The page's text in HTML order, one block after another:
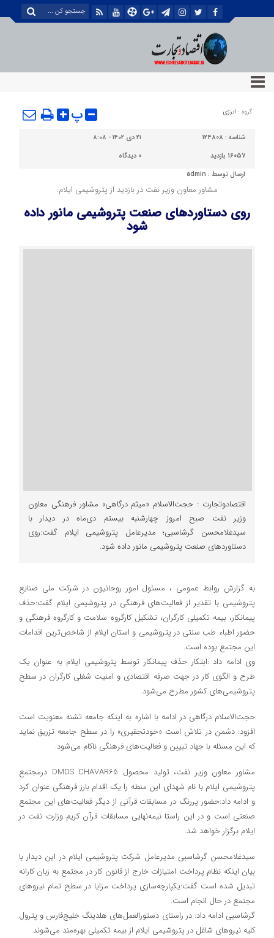
گروه : انرژی پ
شناسه : 124808
۲۱ دی ۱۴۰۲ - ۸:۰۸
16057 بازدید
0 دیدگاه
ارسال توسط : admin
مشاور معاون وزیر نفت در بازدید از پتروشیمی ایلام:
روی دستاوردهای صنعت پتروشیمی مانور داده
شود
اقتصادوتجارت : حجت‌الاسلام «میثم درگاهی» مشاور فرهنگی معاون
وزیر نفت صبح امروز چهارشنبه بیستم دی‌ماه در دیدار با
سیدغلامحسن گرشاسبی؛ مدیرعامل پتروشیمی ایلام گفت:روی
دستاوردهای صنعت پتروشیمی مانور داده شود.
به گزارش روابط عمومی ، مسئول امور روحانیون در شرکت ملی صنایع
پتروشیمی با تقدیر از فعالیت‌های فرهنگی در پتروشیمی ایلام گفت:حذف
پیمانکار، بیمه تکمیلی کارگران، تشکیل کارگروه سلامت و کارگروه فرهنگی و
حضور اطباء طب سنتی در پتروشیمی و استان ایلام از شاخص‌ترین اقدامات
این مجتمع بوده است.
وی ادامه داد :ابتکار حذف پیمانکار توسط پتروشیمی ایلام به عنوان یک
طرح و الگوی کار در جهت صرفه‌ اقتصادی و امنیت شغلی کارگران در سطح
پتروشیمی‌های کشور مطرح می‌شود.
حجت‌الاسلام درگاهی در ادامه با اشاره به اینکه جامعه تشنه معنویت است
افزود: دشمن در تلاش است «خودتحقیری» را در سطح جامعه تزریق نماید
که این مسئله با جهاد تبیین و فعالیت‌های فرهنگی ناکام می‌شود.
مشاور معاون وزیر نفت، تولید محصول DMDS CHAVAR65 در‌مجتمع
پتروشیمی ایلام با نام شهدای این منطه را یک اقدام بارز فرهنگی عنوان کرد
و ادامه داد:حضور پررنگ در مسابقات قرآنی از دیگر فعالیت‌های این مجتمع
صنعتی است و در این راستا نیمه‌نهایی مسابقات قرآن کریم وزارت نفت در
ایلام برگزار خواهد شد.
سیدغلامحسن گرشاسبی مدیرعامل شرکت پتروشیمی ایلام در این دیدار با
بیان اینکه نظام پرداخت امتیازات خارج از قانون کار در مجتمع به زبان کارانه
تبدیل شده است گفت:یکپارچه‌سازی پرداخت مزایا در سطح تمام نیروهای
مجتمع در حال انجام است.
گرشاسبی ادامه داد: در راستای دستورالعمل‌های هلدینگ خلیج‌فارس و پترول
کلیه نیروهای شاغل در پتروشیمی ایلام از بیمه تکمیلی بهره‌مند می‌شوند.